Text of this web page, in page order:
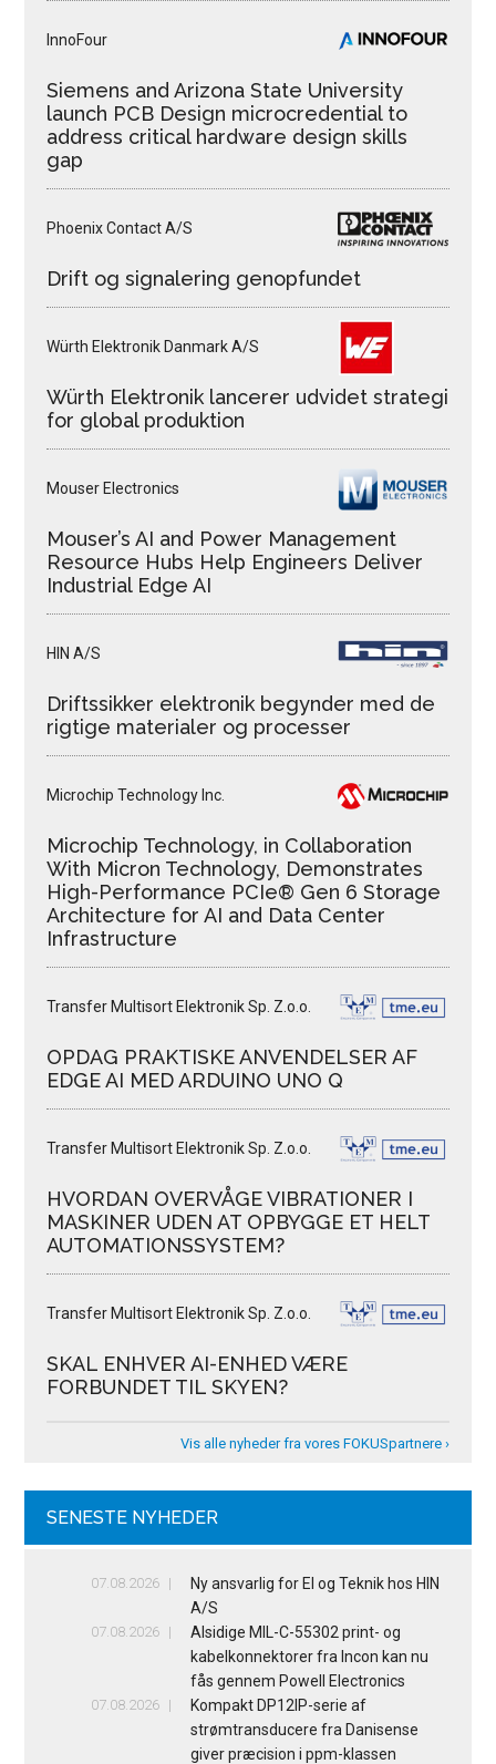
InnoFour
Siemens and Arizona State University
launch PCB Design microcredential to
address critical hardware design skills
gap
Phoenix Contact A/S
Drift og signalering genopfundet
Würth Elektronik Danmark A/S
Würth Elektronik lancerer udvidet strategi
for global produktion
Mouser Electronics
Mouser’s AI and Power Management
Resource Hubs Help Engineers Deliver
Industrial Edge AI
HIN A/S
Driftssikker elektronik begynder med de
rigtige materialer og processer
Microchip Technology Inc.
Microchip Technology, in Collaboration
With Micron Technology, Demonstrates
High-Performance PCIe® Gen 6 Storage
Architecture for AI and Data Center
Infrastructure
Transfer Multisort Elektronik Sp. Z.o.o.
OPDAG PRAKTISKE ANVENDELSER AF
EDGE AI MED ARDUINO UNO Q
Transfer Multisort Elektronik Sp. Z.o.o.
HVORDAN OVERVÅGE VIBRATIONER I
MASKINER UDEN AT OPBYGGE ET HELT
AUTOMATIONSSYSTEM?
Transfer Multisort Elektronik Sp. Z.o.o.
SKAL ENHVER AI-ENHED VÆRE
FORBUNDET TIL SKYEN?
Vis alle nyheder fra vores FOKUSpartnere ›
SENESTE NYHEDER
07.08.2026
Ny ansvarlig for El og Teknik hos HIN
A/S
07.08.2026
Alsidige MIL-C-55302 print- og
kabelkonnektorer fra Incon kan nu
fås gennem Powell Electronics
07.08.2026
Kompakt DP12IP-serie af
strømtransducere fra Danisense
giver præcision i ppm-klassen